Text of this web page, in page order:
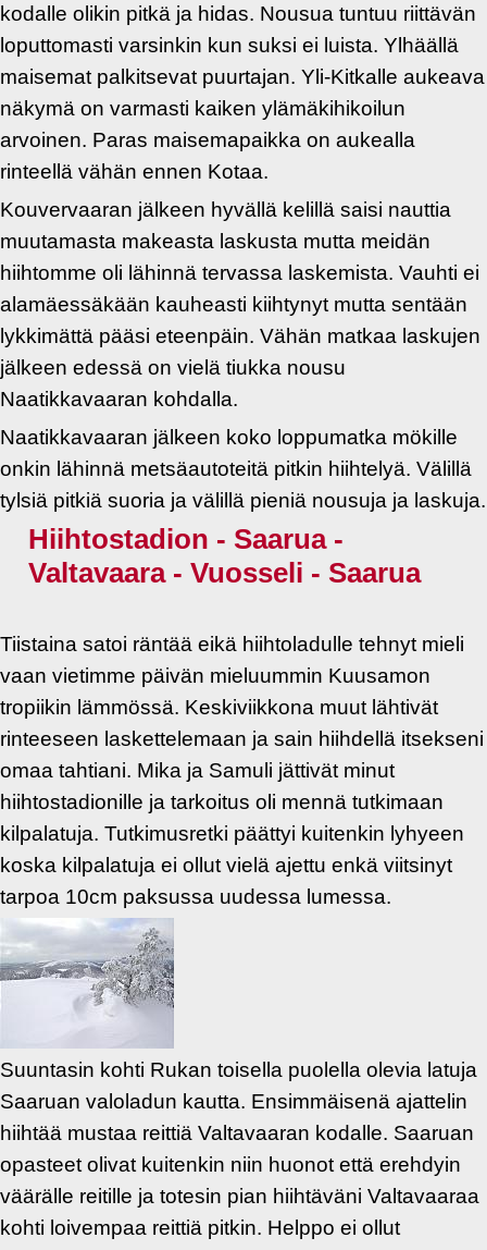
kodalle olikin pitkä ja hidas. Nousua tuntuu riittävän
loputtomasti varsinkin kun suksi ei luista. Ylhäällä
maisemat palkitsevat puurtajan. Yli-Kitkalle aukeava
näkymä on varmasti kaiken ylämäkihikoilun
arvoinen. Paras maisemapaikka on aukealla
rinteellä vähän ennen Kotaa.
Kouvervaaran jälkeen hyvällä kelillä saisi nauttia
muutamasta makeasta laskusta mutta meidän
hiihtomme oli lähinnä tervassa laskemista. Vauhti ei
alamäessäkään kauheasti kiihtynyt mutta sentään
lykkimättä pääsi eteenpäin. Vähän matkaa laskujen
jälkeen edessä on vielä tiukka nousu
Naatikkavaaran kohdalla.
Naatikkavaaran jälkeen koko loppumatka mökille
onkin lähinnä metsäautoteitä pitkin hiihtelyä. Välillä
tylsiä pitkiä suoria ja välillä pieniä nousuja ja laskuja.
Hiihtostadion - Saarua -
Valtavaara - Vuosseli - Saarua
Tiistaina satoi räntää eikä hiihtoladulle tehnyt mieli
vaan vietimme päivän mieluummin Kuusamon
tropiikin lämmössä. Keskiviikkona muut lähtivät
rinteeseen laskettelemaan ja sain hiihdellä itsekseni
omaa tahtiani. Mika ja Samuli jättivät minut
hiihtostadionille ja tarkoitus oli mennä tutkimaan
kilpalatuja. Tutkimusretki päättyi kuitenkin lyhyeen
koska kilpalatuja ei ollut vielä ajettu enkä viitsinyt
tarpoa 10cm paksussa uudessa lumessa.
Suuntasin kohti Rukan toisella puolella olevia latuja
Saaruan valoladun kautta. Ensimmäisenä ajattelin
hiihtää mustaa reittiä Valtavaaran kodalle. Saaruan
opasteet olivat kuitenkin niin huonot että erehdyin
väärälle reitille ja totesin pian hiihtäväni Valtavaaraa
kohti loivempaa reittiä pitkin. Helppo ei ollut